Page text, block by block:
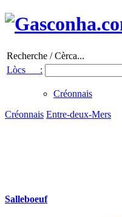
Recherche / Cèrca...
Lòcs :
Créonnais
Créonnais Entre-deux-Mers
Salleboeuf